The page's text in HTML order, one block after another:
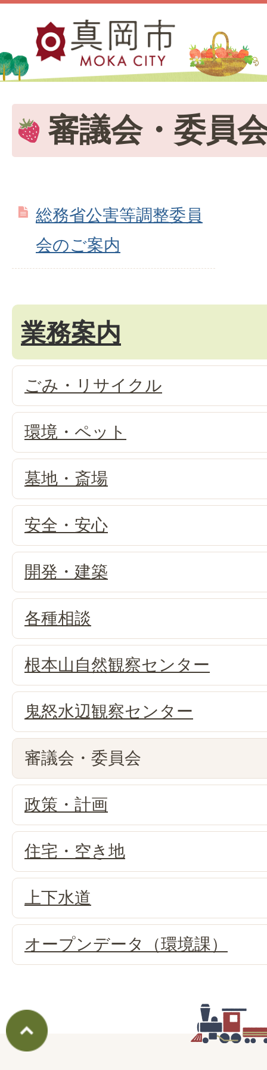
審議会・委員
総務省公害等調整委員
会のご案内
業務案内
ごみ・リサイクル
環境・ペット
墓地・斎場
安全・安心
開発・建築
各種相談
根本山自然観察センター
鬼怒水辺観察センター
審議会・委員会
政策・計画
住宅・空き地
上下水道
オープンデータ（環境課）